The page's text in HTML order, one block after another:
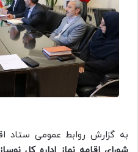
به گزارش روابط عمومی ستاد